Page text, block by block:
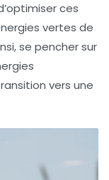
ces
vertes de
se pencher sur
vers une